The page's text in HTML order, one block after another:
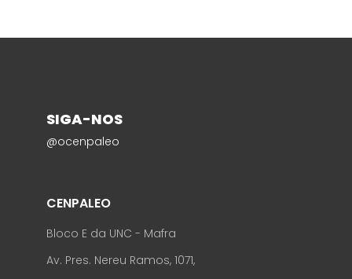
SIGA-NOS
@ocenpaleo
CENPALEO
Bloco E da UNC - Mafra
Av. Pres. Nereu Ramos, 1071,